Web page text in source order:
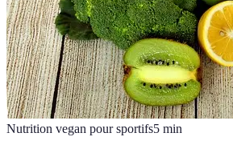
Nutrition vegan pour sportifs5 min